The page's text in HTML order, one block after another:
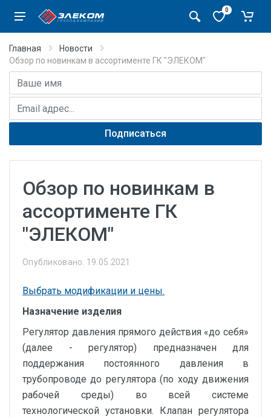
0
Главная
Новости
Обзор по новинкам в ассортименте ГК "ЭЛЕКОМ"
Имя
E-mail адрес
Подписаться
Обзор по новинкам в
ассортименте ГК
"ЭЛЕКОМ"
Опубликовано: 19.05.2021
Выбрать модификации и цены.
Назначение изделия
Регулятор давления прямого действия «до себя»
(далее - регулятор) предназначен для
поддержания постоянного давления в
трубопроводе до регулятора (по ходу движения
рабочей среды) во всей системе
технологической установки. Клапан регулятора